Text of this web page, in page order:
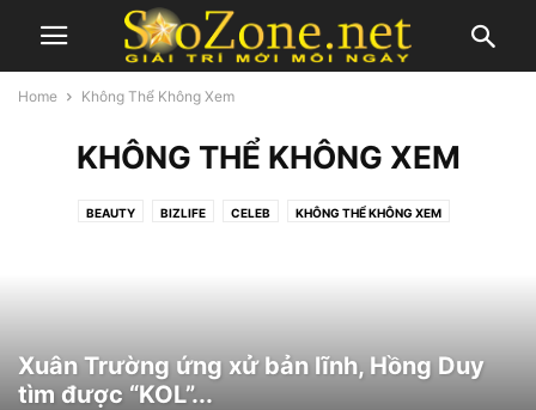
Home Không Thể Không Xem
KHÔNG THỂ KHÔNG XEM
BEAUTY BIZLIFE CELEB KHÔNG THỂ KHÔNG XEM
Xuân Trường ứng xử bản lĩnh, Hồng Duy
tìm được “KOL”...